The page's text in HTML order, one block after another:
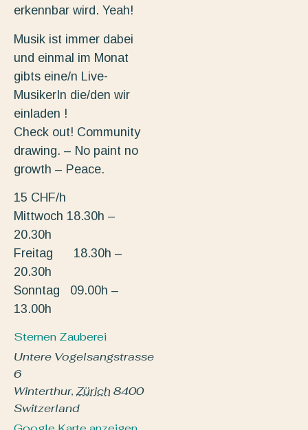
erkennbar wird. Yeah!
Musik ist immer dabei
und einmal im Monat
gibts eine/n Live-
MusikerIn die/den wir
einladen !
Check out! Community
drawing. – No paint no
growth – Peace.
15 CHF/h
Mittwoch 18.30h –
20.30h
Freitag 18.30h –
20.30h
Sonntag 09.00h –
13.00h
Sternen Zauberei
Untere Vogelsangstrasse
6
Winterthur, Zürich8400
Switzerland